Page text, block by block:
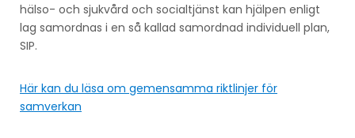
hälso- och sjukvård och socialtjänst kan hjälpen enligt
lag samordnas i en så kallad samordnad individuell plan,
SIP.
Här kan du läsa om gemensamma riktlinjer för
samverkan